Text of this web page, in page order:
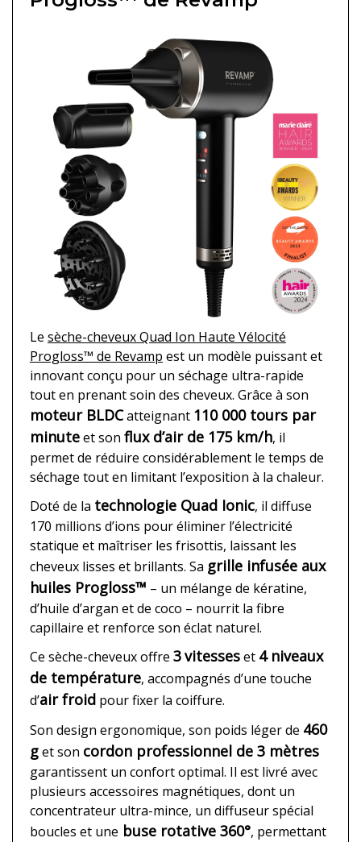
Le sèche-cheveux Quad Ion Haute Vélocité
Progloss™ de Revamp est un modèle puissant et
innovant conçu pour un séchage ultra-rapide
tout en prenant soin des cheveux. Grâce à son
moteur BLDCatteignant 110 000 tours par
minuteet son flux d’air de 175 km/h, il
permet de réduire considérablement le temps de
séchage tout en limitant l’exposition à la chaleur.
Doté de la technologie Quad Ionic, il diffuse
170 millions d’ions pour éliminer l’électricité
statique et maîtriser les frisottis, laissant les
cheveux lisses et brillants. Sa grille infusée aux
huiles Progloss™ – un mélange de kératine,
d’huile d’argan et de coco – nourrit la fibre
capillaire et renforce son éclat naturel.
Ce sèche-cheveux offre 3vitesseset 4 niveaux
de température, accompagnés d’une touche
d’air froid pour fixer la coiffure.
Son design ergonomique, son poids léger de 460
get son cordon professionnel de 3 mètres
garantissent un confort optimal. Il est livré avec
plusieurs accessoires magnétiques, dont un
concentrateur ultra-mince, un diffuseur spécial
boucles et une buse rotative 360°, permettant